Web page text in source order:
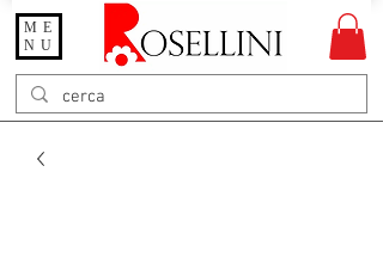
Gioielleria Rosellini
Rosellini online
ME
NU